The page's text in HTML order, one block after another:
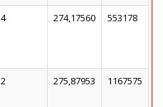
4 274,17560 553178
2 275,87953 1167575